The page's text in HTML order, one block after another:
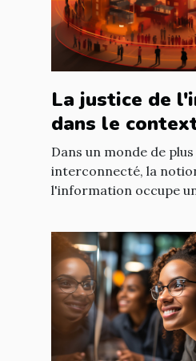
La justice de
dans le
international :
défis
Dans un monde de
interconnecté, la
l'information occupe